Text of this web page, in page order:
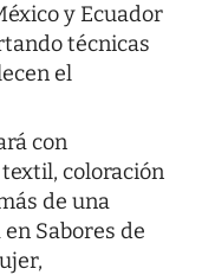
y Ecuador
técnicas
el
con
coloración
de una
Sabores de